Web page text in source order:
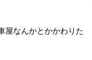
屋なんかとかかわりた